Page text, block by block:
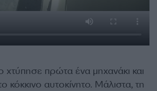
χτύπησε πρώτα ένα μηχανάκι και
κόκκινο αυτοκίνητο. Μάλιστα, τη